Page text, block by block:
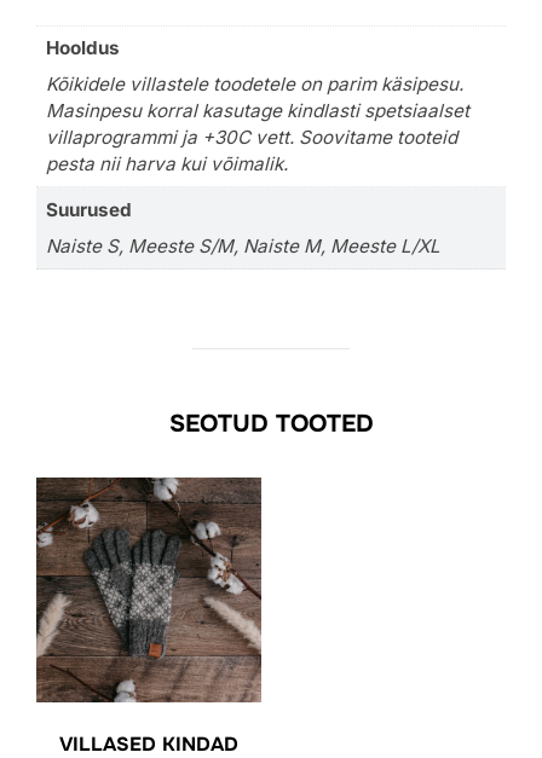
Hooldus
Kõikidele villastele toodetele on parim käsipesu.
Masinpesu korral kasutage kindlasti spetsiaalset
villaprogrammi ja +30C vett. Soovitame tooteid
pesta nii harva kui võimalik.
Suurused
Naiste S, Meeste S/M, Naiste M, Meeste L/XL
SEOTUD TOOTED
VILLASED KINDAD